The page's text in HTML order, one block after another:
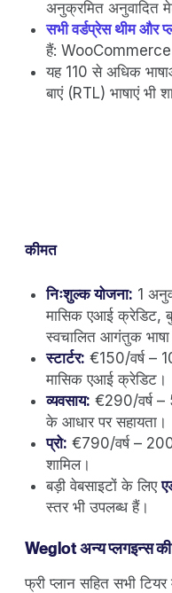
अनुक्रमित अनुवादित
सभी वर्डप्रेस थीम और
हैं:
यह 110 से अधिक
बाएं (RTL) भाषाएं भी
कीमत
निःशुल्क योजना: 1
मासिक एआई क्रेडिट,
स्वचालित आगंतुक भाषा
स्टार्टर: €150/वर्ष –
मासिक एआई क्रेडिट।
व्यवसाय: €290/वर्ष –
के आधार पर सहायता।
प्रो: €790/वर्ष –
शामिल।
बड़ी वेबसाइटों के लिए
स्तर भी उपलब्ध हैं।
Weglot अन्य प्लगइन्स
फ्री प्लान सहित सभी